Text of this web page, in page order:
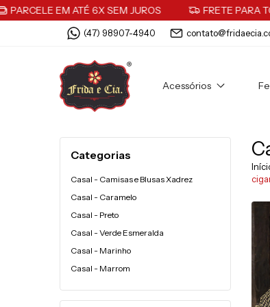
EM ATÉ 6X SEM JUROS FRETE PARA TODO
(47) 98907-4940
Acessórios
Categorias
Casal - Camisas e Blusas Xadrez
Casal - Caramelo
Casal - Preto
Casal - Verde Esmeralda
Casal - Marinho
Casal - Marrom